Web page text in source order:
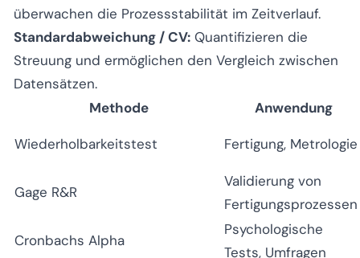
überwachen die Prozessstabilität im Zeitverlauf.
Standardabweichung / CV: Quantifizieren die
Streuung und ermöglichen den Vergleich zwischen
Datensätzen.
Methode
Anwendung
Wiederholbarkeitstest Fertigung, Metrologie
Gage R&R
Validierung von
Fertigungsprozessen
Cronbachs Alpha
Psychologische
Tests, Umfragen